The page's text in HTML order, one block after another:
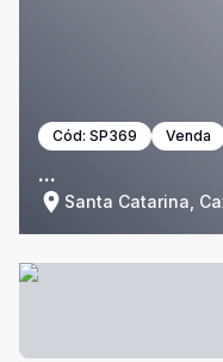
Cód: SP369 Venda
...
Santa Catarina,